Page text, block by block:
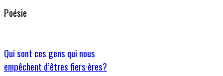
Poésie
Qui sont ces gens qui nous
empêchent d’êtres fiers·ères?